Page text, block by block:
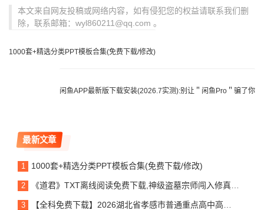
本文来自网友投稿或网络内容，如有侵犯您的权益请联系我们删
除，联系邮箱：wyl860211@qq.com 。
1000套+精选分类PPT模板合集(免费下载/修改)
闲鱼APP最新版下载安装(2026.7实测):别让＂闲鱼Pro＂骗了你
最新文章
1000套+精选分类PPT模板合集(免费下载/修改)
《道君》TXT离线阅读免费下载,神级盗墓宗师闯入修真界,乱世争霸谁主沉浮
【全科免费下载】2026湖北省孝感市普通重点高中高二下学期期末联考